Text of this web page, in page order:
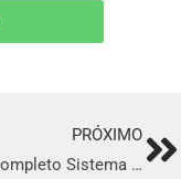
PRÓXIMO
O mais completo Sistema para Delivery em Irati